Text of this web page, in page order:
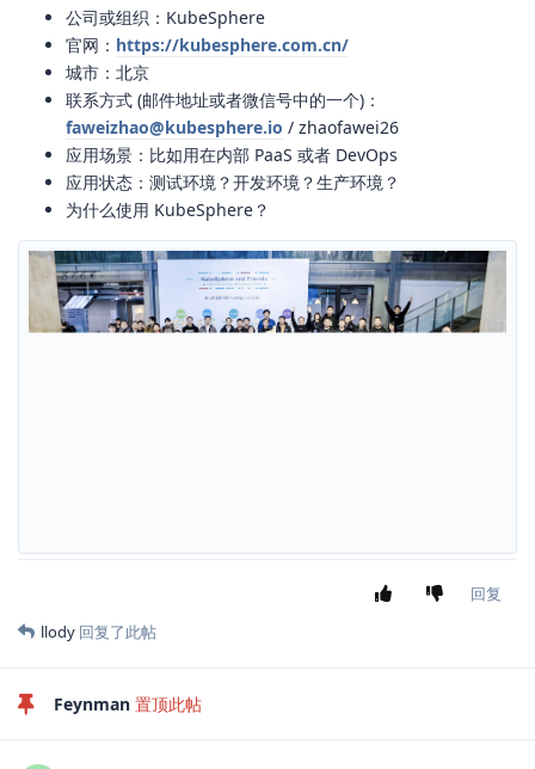
公司或组织：KubeSphere
官网： https://kubesphere.com.cn/
城市：北京
联系方式 (邮件地址或者微信号中的一个)：
faweizhao@kubesphere.io / zhaofawei26
应用场景：比如用在内部 PaaS 或者 DevOps
应用状态：测试环境？开发环境？生产环境？
为什么使用 KubeSphere？
回复
llody 回复了此帖
Feynman 置顶此帖